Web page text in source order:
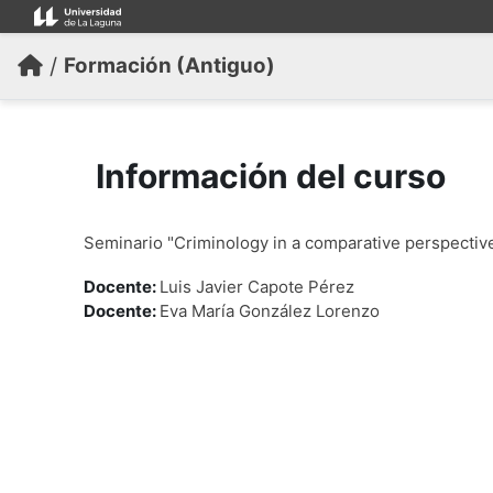
Salta al contenido principal
/ Formación (Antiguo)
Información del curso
Seminario "Criminology in a comparative
Docente: Luis Javier Capote Pérez
Docente: Eva María González Lorenzo